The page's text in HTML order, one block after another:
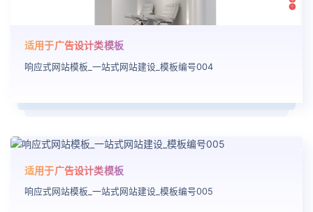
适用于广告设计类模板
响应式网站模板_一站式网站建设_模板编号004
适用于广告设计类模板
响应式网站模板_一站式网站建设_模板编号005